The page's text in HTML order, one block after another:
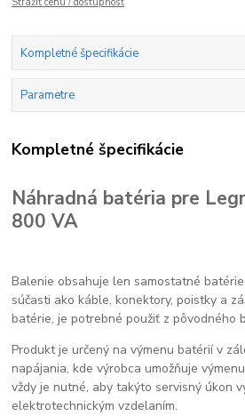
Kompletné špecifikácie
Parametre
Kompletné špecifikácie
Náhradná batéria pre
800 VA
Balenie obsahuje len samostatné
súčasti ako káble, konektory, poistky a
batérie, je potrebné použiť z pôvodného
Produkt je určený na výmenu batérií v
napájania, kde výrobca umožňuje
vždy je nutné, aby takýto servisný úkon
elektrotechnickým vzdelaním.